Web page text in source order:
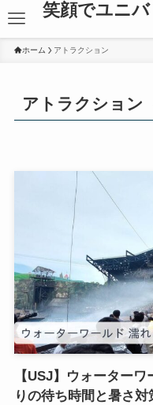
笑顔でユニ
ホーム アトラクション
アトラクション
【USJ】ウォーター
りの待ち時間と暑さ